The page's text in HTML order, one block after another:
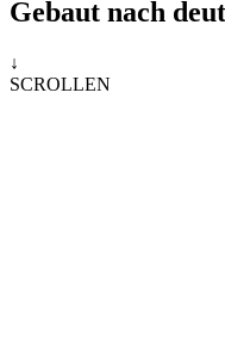
Gebaut nach
↓
SCROLLEN